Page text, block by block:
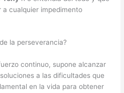
a cualquier impedimento
la perseverancia?
continuo, supone alcanzar
a las dificultades que
en la vida para obtener